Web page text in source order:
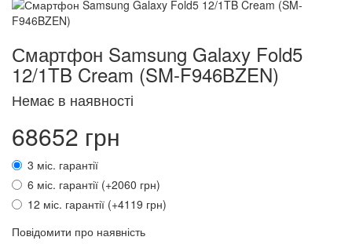
Смартфон Samsung Galaxy Fold5
12/1TB Cream (SM-F946BZEN)
Немає в наявності
68652 грн
3 міс. гарантії
6 міс. гарантії (+2060 грн)
12 міс. гарантії (+4119 грн)
Повідомити про наявність